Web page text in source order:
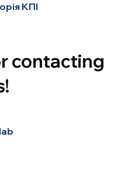
КПІ
contacting